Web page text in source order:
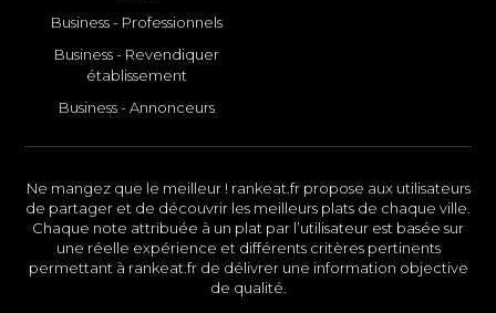
Business - Professionnels
Business - Revendiquer
établissement
Business - Annonceurs
Ne mangez que le meilleur ! rankeat.fr propose aux utilisateurs
de partager et de découvrir les meilleurs plats de chaque ville.
Chaque note attribuée à un plat par l’utilisateur est basée sur
une réelle expérience et différents critères pertinents
permettant à rankeat.fr de délivrer une information objective
de qualité.